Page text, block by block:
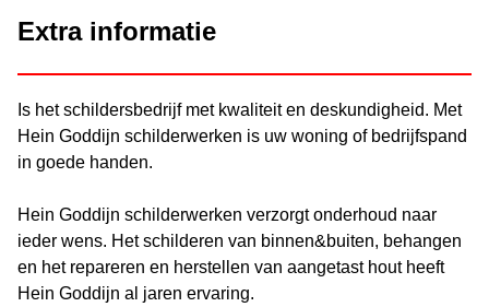
Extra informatie
Is het schildersbedrijf met kwaliteit en deskundigheid. Met
Hein Goddijn schilderwerken is uw woning of bedrijfspand
in goede handen.
Hein Goddijn schilderwerken verzorgt onderhoud naar
ieder wens. Het schilderen van binnen&buiten, behangen
en het repareren en herstellen van aangetast hout heeft
Hein Goddijn al jaren ervaring.